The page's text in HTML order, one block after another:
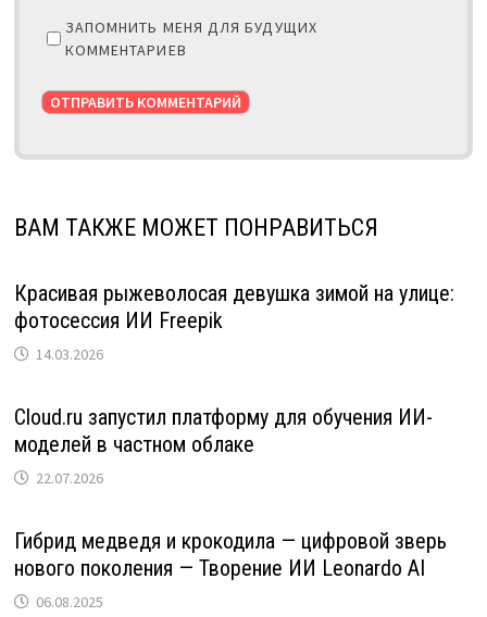
ЗАПОМНИТЬ МЕНЯ ДЛЯ БУДУЩИХ
КОММЕНТАРИЕВ
ВАМ ТАКЖЕ МОЖЕТ ПОНРАВИТЬСЯ
Красивая рыжеволосая девушка зимой на улице:
фотосессия ИИ Freepik
14.03.2026
Cloud.ru запустил платформу для обучения ИИ-
моделей в частном облаке
22.07.2026
Гибрид медведя и крокодила — цифровой зверь
нового поколения — Творение ИИ Leonardo AI
06.08.2025